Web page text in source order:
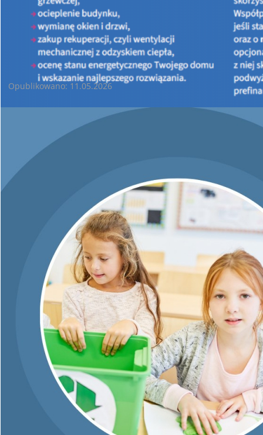
unieszkodliwiania odpadów zawierający
Ponad 1,8 mln złotych na usuwanie azbestu dla świętokrzyskich
gmin w ramach „Ogólnopolskiego programu finansowania
usuwania wyrobów zawierających azbest – Część 2)
Przedsięwzięcia w zakresie zbierania, transportu oraz
unieszkodliwiania odpadów zawierający
Opublikowano: 11.05.2026
11 maja 2026 r. odbyło się uroczyste wręczenie umów
przedstawicielom gmin, które otrzymały wsparcie na realizację
działań związanych z usuwaniem wyrobów zawierających azbest.
Umowy wręczyli
Prezes WFOŚiGW w Kielcach Jacek Skórski
Zastępca Prezesa Arkadiusz Kubiec
To nie są tylko dokumenty i symboliczne zdjęcia.